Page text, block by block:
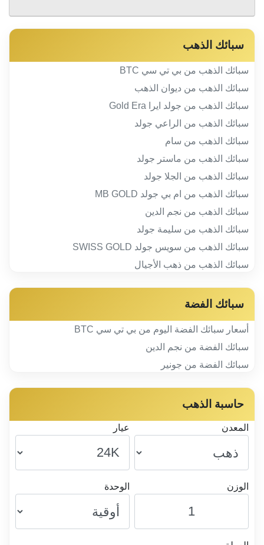
سبائك الذهب
سبائك الذهب من بي تي سي BTC
سبائك الذهب من ديوان الذهب
سبائك الذهب من جولد ايرا Gold Era
سبائك الذهب من الراعي جولد
سبائك الذهب من سام
سبائك الذهب من ماستر جولد
سبائك الذهب من الجلا جولد
سبائك الذهب من ام بي جولد MB GOLD
سبائك الذهب من نجم الدين
سبائك الذهب من سليمة جولد
سبائك الذهب من سويس جولد SWISS GOLD
سبائك الذهب من ذهب الأجيال
سبائك الفضة
أسعار سبائك الفضة اليوم من بي تي سي BTC
سبائك الفضة من نجم الدين
سبائك الفضة من جونير
حاسبة الذهب
المعدن عيار
الوزن الوحدة